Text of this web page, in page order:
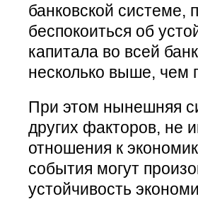
банковской системе,
беспокоиться об
капитала во всей
несколько выше, чем
При этом нынешняя
других факторов, не
отношения к
события могут
устойчивость